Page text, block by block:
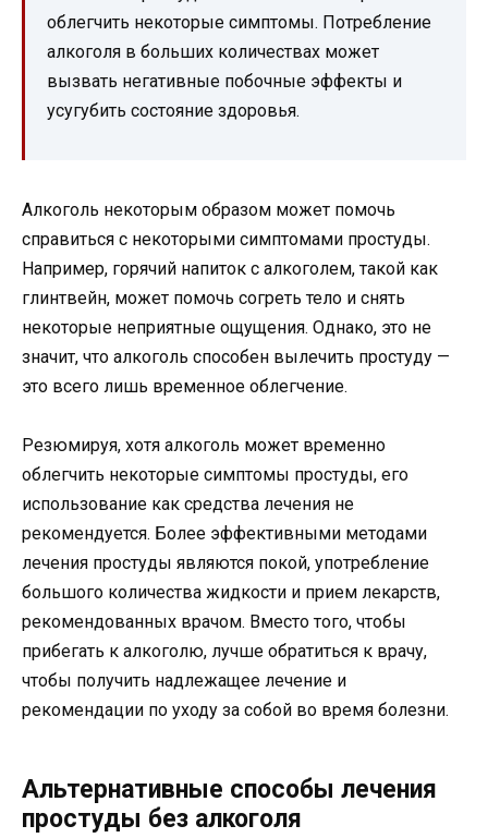
облегчить некоторые симптомы. Потребление
алкоголя в больших количествах может
вызвать негативные побочные эффекты и
усугубить состояние здоровья.
Алкоголь некоторым образом может помочь
справиться с некоторыми симптомами простуды.
Например, горячий напиток с алкоголем, такой как
глинтвейн, может помочь согреть тело и снять
некоторые неприятные ощущения. Однако, это не
значит, что алкоголь способен вылечить простуду —
это всего лишь временное облегчение.
Резюмируя, хотя алкоголь может временно
облегчить некоторые симптомы простуды, его
использование как средства лечения не
рекомендуется. Более эффективными методами
лечения простуды являются покой, употребление
большого количества жидкости и прием лекарств,
рекомендованных врачом. Вместо того, чтобы
прибегать к алкоголю, лучше обратиться к врачу,
чтобы получить надлежащее лечение и
рекомендации по уходу за собой во время болезни.
Альтернативные способы лечения
простуды без алкоголя